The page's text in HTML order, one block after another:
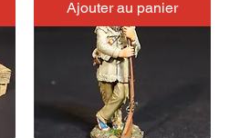
Ajouter au panier